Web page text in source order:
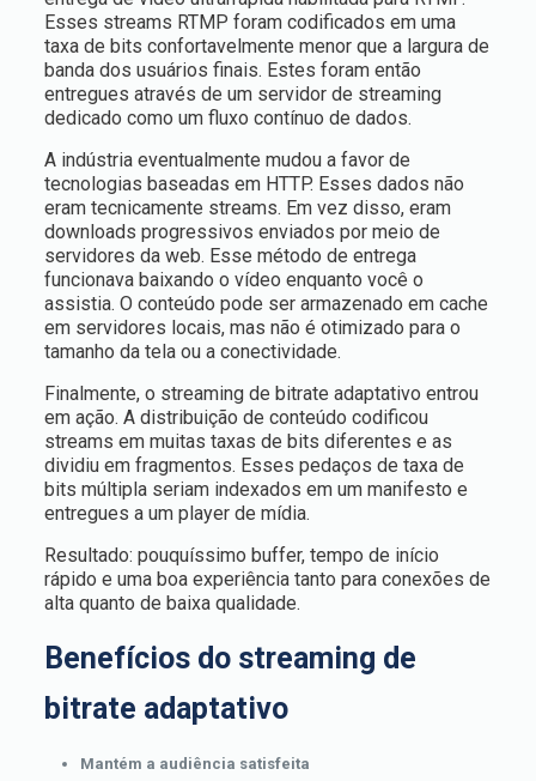
Esses streams RTMP foram codificados em uma
taxa de bits confortavelmente menor que a largura de
banda dos usuários finais. Estes foram então
entregues através de um servidor de streaming
dedicado como um fluxo contínuo de dados.
A indústria eventualmente mudou a favor de
tecnologias baseadas em HTTP. Esses dados não
eram tecnicamente streams. Em vez disso, eram
downloads progressivos enviados por meio de
servidores da web. Esse método de entrega
funcionava baixando o vídeo enquanto você o
assistia. O conteúdo pode ser armazenado em cache
em servidores locais, mas não é otimizado para o
tamanho da tela ou a conectividade.
Finalmente, o streaming de bitrate adaptativo entrou
em ação. A distribuição de conteúdo codificou
streams em muitas taxas de bits diferentes e as
dividiu em fragmentos. Esses pedaços de taxa de
bits múltipla seriam indexados em um manifesto e
entregues a um player de mídia.
Resultado: pouquíssimo buffer, tempo de início
rápido e uma boa experiência tanto para conexões de
alta quanto de baixa qualidade.
Benefícios do streaming de
bitrate adaptativo
Mantém a audiência satisfeita